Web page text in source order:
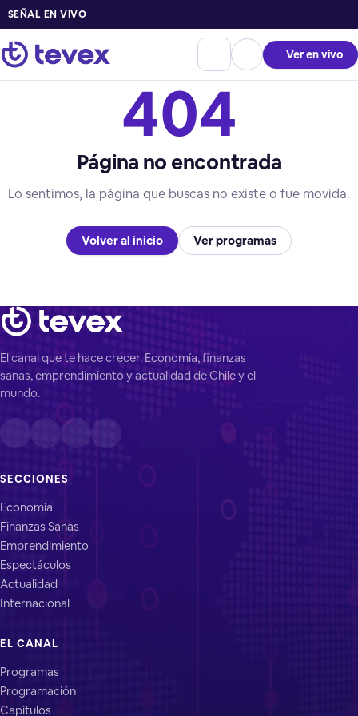
SEÑAL EN VIVO
Ver en vivo
404
Página no encontrada
Lo sentimos, la página que buscas no existe o fue movida.
Volver al inicio Ver programas
El canal que te hace crecer. Economía, finanzas
sanas, emprendimiento y actualidad de Chile y el
mundo.
SECCIONES
Economía
Finanzas Sanas
Emprendimiento
Espectáculos
Actualidad
Internacional
EL CANAL
Programas
Programación
Capítulos